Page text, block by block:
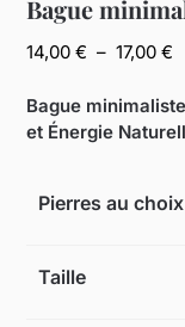
Bague
14,00€ – 17,00€
Bague
et Énergie
Pierres au choix
Taille